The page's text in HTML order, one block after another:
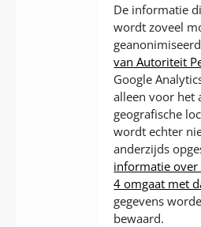
De informatie
wordt zoveel
van Autoriteit
Google
alleen voor het
geografische
wordt echter
anderzijds
informatie over
4 omgaat met
gegevens
bewaard.